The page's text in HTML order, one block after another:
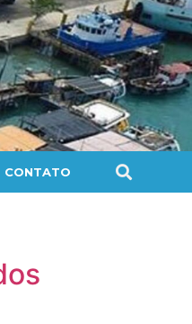
CONTATO